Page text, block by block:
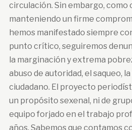
circulación. Sin embargo, como
manteniendo un firme
hemos manifestado siempre
punto crítico, seguiremos
la marginación y extrema
abuso de autoridad, el saqueo,
ciudadano. El proyecto
un propósito sexenal, ni de
equipo forjado en el trabajo
años. Sabemos que contamos